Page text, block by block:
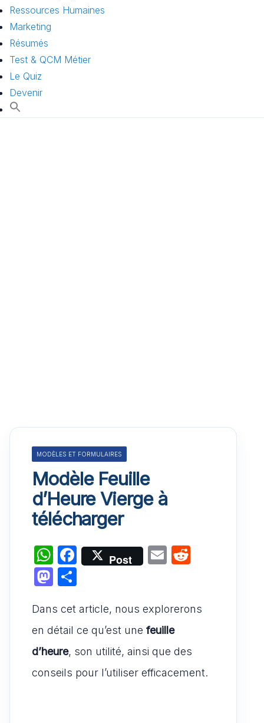
Ressources Humaines
Marketing
Résumés
Test & QCM Métier
Le Quiz
Devenir
MODÈLES ET FORMULAIRES
Modèle Feuille
d’Heure Vierge à
télécharger
W
h
at
s
A
p
p
F
a
e
b
o
o
k
Post
E
l
di
M
st
o
d
o
ta
g
er
Dans cet article, nous explorerons
en détail ce qu’est une feuille
d’heure, son utilité, ainsi que des
conseils pour l’utiliser efficacement.